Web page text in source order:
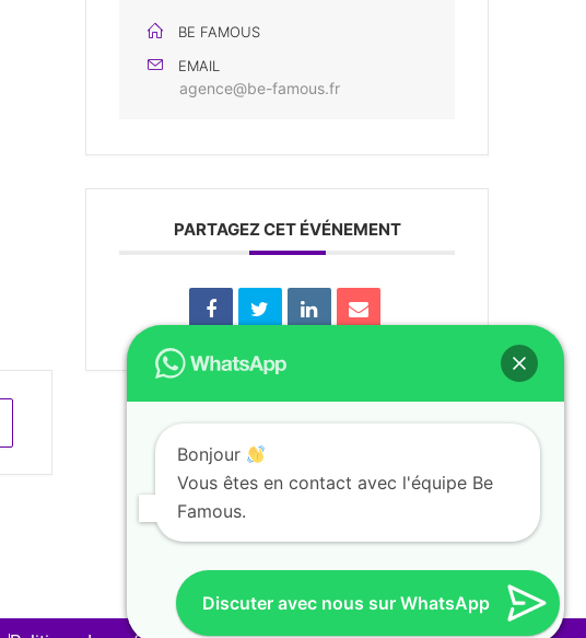
BE FAMOUS
EMAIL
agence@be-famous.fr
PARTAGEZ CET ÉVÉNEMENT
Bonjour
Vous êtes en contact avec l'équipe Be
Famous.
Discuter avec nous sur WhatsApp